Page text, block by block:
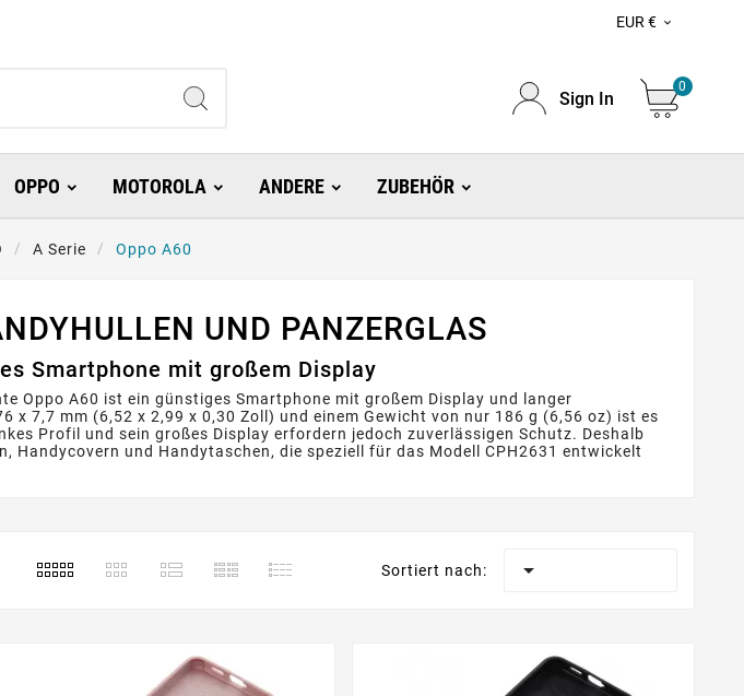
EUR € 
Sign In
0
OPPO MOTOROLA ANDERE ZUBEHÖR
A Serie Oppo A60
UND PANZERGLAS
Smartphone mit großem Display
Oppo A60 ist ein günstiges Smartphone mit großem Display und langer
x 7,7 mm (6,52 x 2,99 x 0,30 Zoll) und einem Gewicht von nur 186 g (6,56 oz) ist es
Profil und sein großes Display erfordern jedoch zuverlässigen Schutz. Deshalb
Handycovern und Handytaschen, die speziell für das Modell CPH2631 entwickelt
Sortiert nach: 